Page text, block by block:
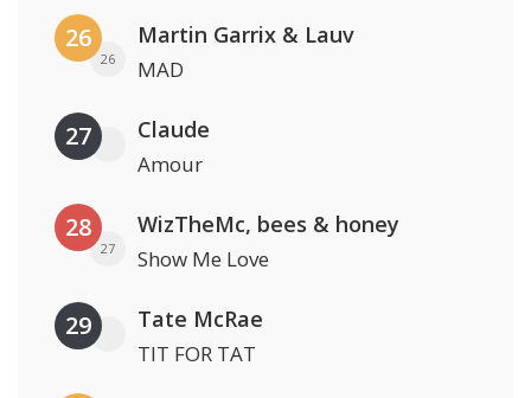
26
26
Martin Garrix & Lauv
MAD
27 Claude
Amour
28
27
WizTheMc, bees & honey
Show Me Love
29 Tate McRae
TIT FOR TAT